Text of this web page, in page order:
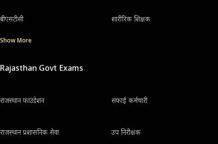
बीएसटीसी शारीरिक शिक्षक
Show More
Rajasthan Govt Exams
राजस्थान फाउंडेशन सफाई कर्मचारी
राजस्थान प्रशासनिक सेवा उप निरीक्षक